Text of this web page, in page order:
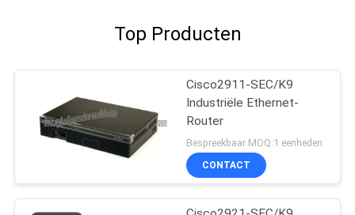
Top Producten
Cisco2911-SEC/K9
Industriële Ethernet-
Router
Bespreekbaar MOQ:1 eenheden
CONTACT